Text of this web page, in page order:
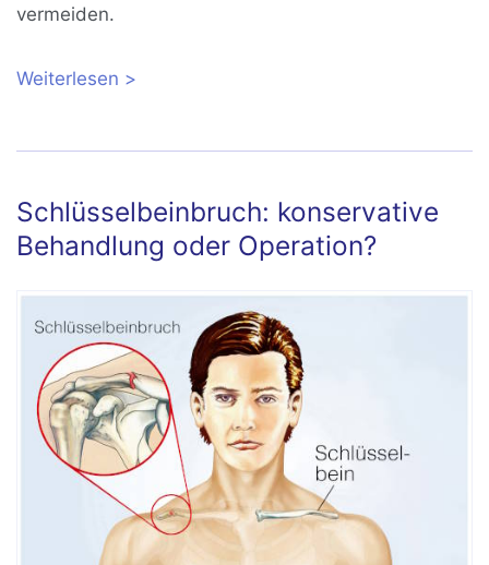
vermeiden.
Weiterlesen über Monteggia-Fraktur: Ursachen,
Schlüsselbeinbruch: konservative
Behandlung oder Operation?